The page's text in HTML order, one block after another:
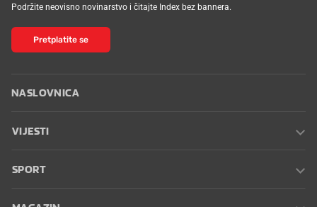
Podržite neovisno novinarstvo i čitajte Index bez bannera.
Pretplatite se
NASLOVNICA
VIJESTI
SPORT